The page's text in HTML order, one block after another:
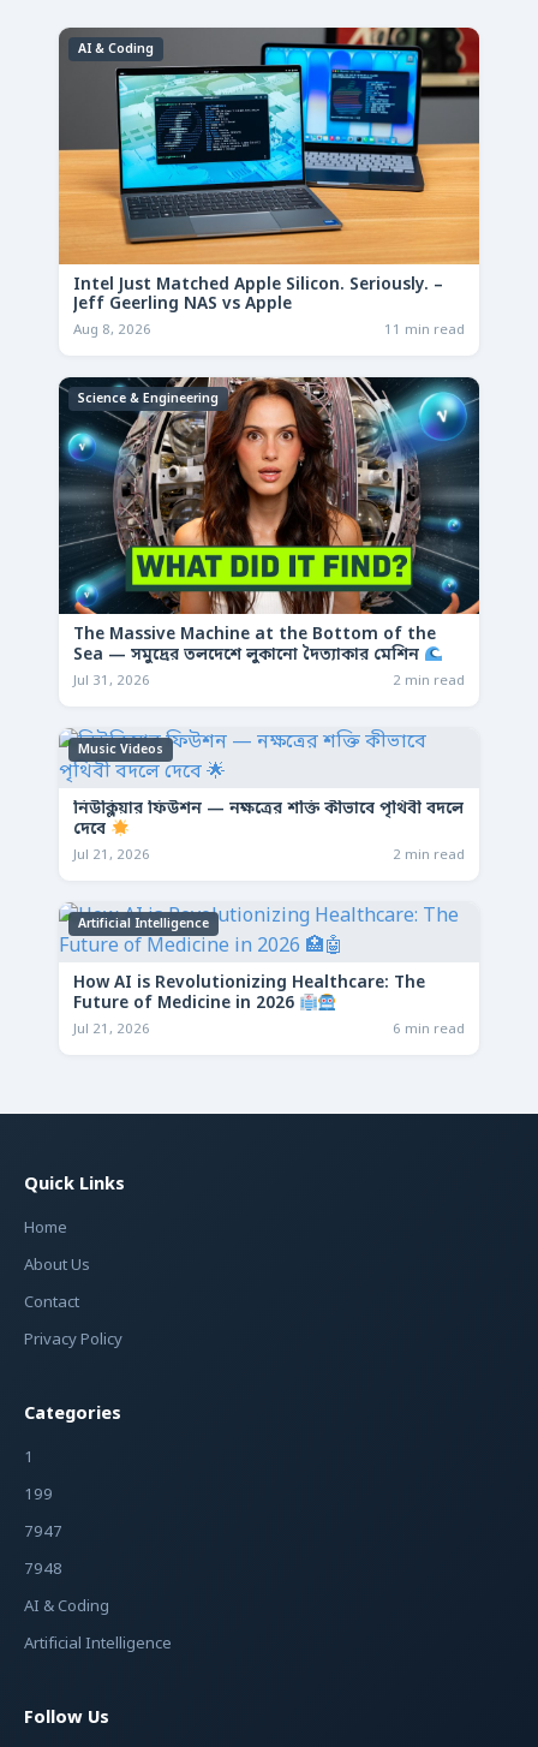
AI & Coding
Intel Just Matched Apple Silicon. Seriously. –
Jeff Geerling NAS vs Apple
Aug 8, 2026 11 min read
Science & Engineering
The Massive Machine at the Bottom of the
Sea — সমুদ্রের তলদেশে লুকানো দৈত্যাকার মেশিন
Jul 31, 2026 2 min read
Music Videos
নিউক্লিয়ার ফিউশন — নক্ষত্রের শক্তি কীভাবে পৃথিবী বদলে
দেবে
Jul 21, 2026 2 min read
Artificial Intelligence
How AI is Revolutionizing Healthcare: The
Future of Medicine in 2026
Jul 21, 2026 6 min read
Quick Links
Home
About Us
Contact
Privacy Policy
Categories
1
199
7947
7948
AI & Coding
Artificial Intelligence
Follow Us